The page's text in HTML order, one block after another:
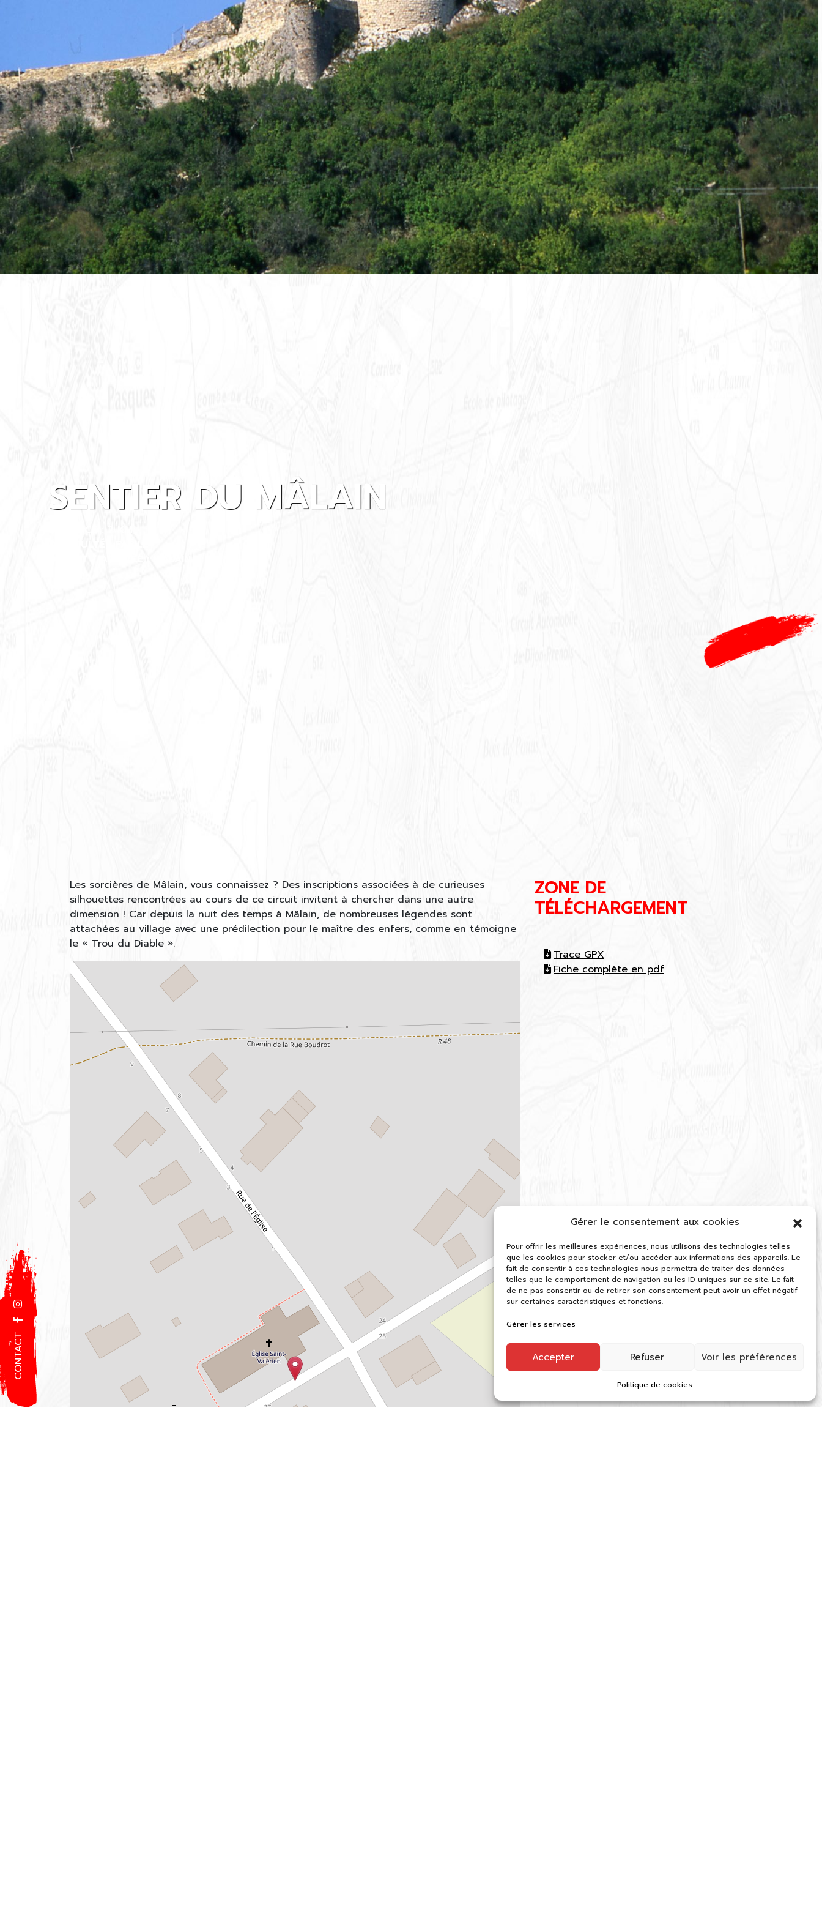
Gérer le consentement aux cookies
Pour offrir les meilleures expériences, nous utilisons des technologies telles
que les cookies pour stocker et/ou accéder aux informations des appareils. Le
fait de consentir à ces technologies nous permettra de traiter des données
telles que le comportement de navigation ou les ID uniques sur ce site. Le fait
de ne pas consentir ou de retirer son consentement peut avoir un effet négatif
sur certaines caractéristiques et fonctions.
Gérer les services
Accepter Refuser Voir les préférences
Politique de cookies
CONTACT
SENTIER DU MÂLAIN
Les sorcières de Mâlain, vous connaissez ? Des inscriptions associées à de curieuses
silhouettes rencontrées au cours de ce circuit invitent à chercher dans une autre
dimension ! Car depuis la nuit des temps à Mâlain, de nombreuses légendes sont
attachées au village avec une prédilection pour le maître des enfers, comme en témoigne
le « Trou du Diable ».
ZONE DE
TÉLÉCHARGEMENT
Trace GPX
Fiche complète en pdf